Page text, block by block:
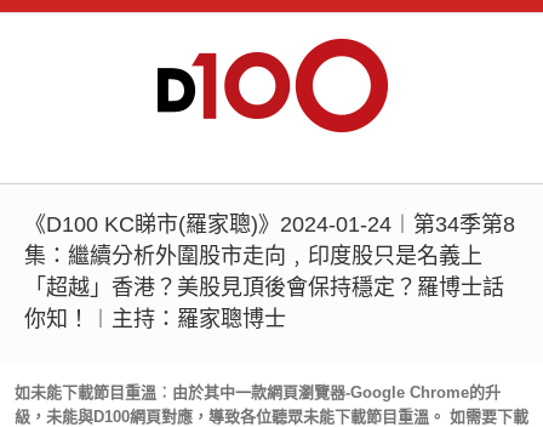
《D100 KC睇市(羅家聰)》2024-01-24︱第34季第8
集：繼續分析外圍股市走向﹐印度股只是名義上
「超越」香港？美股見頂後會保持穩定？羅博士話
你知！︱主持：羅家聰博士
如未能下載節目重溫︰由於其中一款網頁瀏覽器-Google Chrome的升
級，未能與D100網頁對應，導致各位聽眾未能下載節目重溫。 如需要下載